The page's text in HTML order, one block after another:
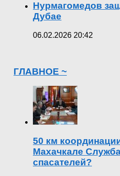
Нурмагомедов
Дубае
06.02.2026 20:42
ГЛАВНОЕ ~
50 км
Махачкале
спасателей?